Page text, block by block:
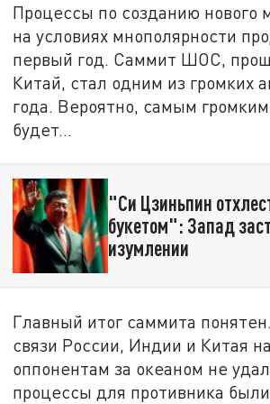
Процессы по созданию нового
на условиях мнополярности
первый год. Саммит ШОС,
Китай, стал одним из громких
года. Вероятно, самым
будет…
"Си Цзиньпин
букетом": Запад
изумлении
Главный итог саммита
связи России, Индии и Китая
оппонентам за океаном не
процессы для противника были